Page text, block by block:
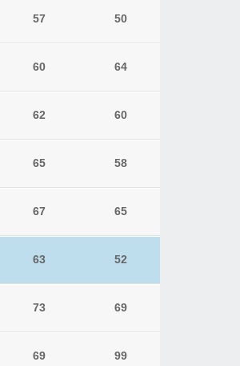
57 50
60 64
62 60
65 58
67 65
63 52
73 69
69 99